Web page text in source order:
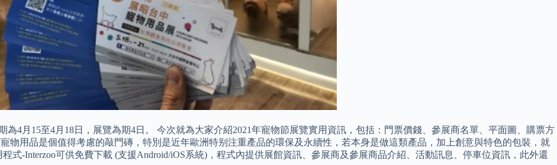
為4月15至4月18日，展覽為期4日。 今次就為大家介紹2021年寵物節展覽實用資訊，包括：門票價錢、參展商名單、平面圖、購票方
物用品是個值得考慮的敲門磚，特別是近年歐洲特别注重產品的環保及永續性，若本身是做這類產品，加上創意與特色的包裝，就
式-Interzoo可供免費下載 (支援Android/iOS系統)，程式內提供展館資訊、參展商及參展商品介紹、活動訊息、停車位資訊，此外還